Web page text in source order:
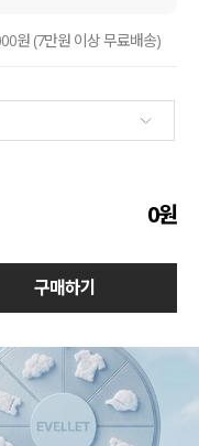
원 (7만원 이상 무료배송)
0원
구매하기